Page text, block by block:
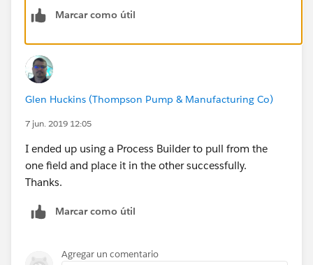
Marcar como útil
Glen Huckins (Thompson Pump & Manufacturing Co)
7 jun. 2019 12:05
I ended up using a Process Builder to pull from the
one field and place it in the other successfully.
Thanks.
Marcar como útil
Agregar un comentario